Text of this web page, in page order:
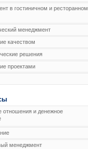
в гостиничном и ресторанном
менеджмент
качеством
решения
проектами
отношения и денежное
менеджмент